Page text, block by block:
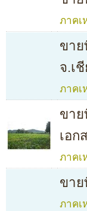
ภาคเ
ขาย
จ.เ
ภาคเ
ขาย
เอก
ภาคเ
ขาย
ภาคเ